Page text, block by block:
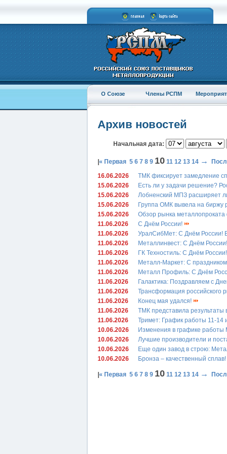
О Союзе Члены РСПМ
Архив новостей
Начальная дата:
« Первая 5 6 7 8 9 10 11 12 13 14 →
16.06.2026
ТМК фиксирует замедление
15.06.2026
Есть ли у задачи решение?
15.06.2026
Лобненский МПЗ расширяет
15.06.2026
Группа ОМК вывела на биржу
15.06.2026
Обзор рынка
11.06.2026
С Днём России!
11.06.2026
УралСибМет: С Днём России!
11.06.2026
Металлинвест: С Днём России!
11.06.2026
ГК Техностиль: С Днём России!
11.06.2026
Металл-Маркет: С
11.06.2026
Металл Профиль: С Днём
11.06.2026
Галактика: Поздравляем с
11.06.2026
Трансформация российского
11.06.2026
Конец мая удался!
11.06.2026
ТМК представила результаты
11.06.2026
Тримет: График работы 11-14
10.06.2026
Изменения в графике работы
10.06.2026
Лучшие производители и
10.06.2026
Еще один завод в строю:
10.06.2026
Бронза – качественный сплав!
« Первая 5 6 7 8 9 10 11 12 13 14 →